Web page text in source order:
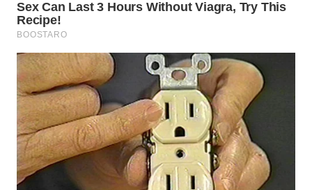
SUMEDANG
WN
CIANJUR
WN
KEPULAUAN
SERIBU
WN
TANGERANG